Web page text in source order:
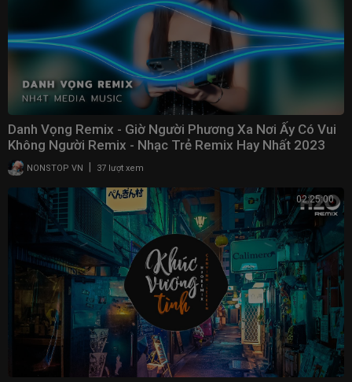
Danh Vọng Remix - Giờ Người Phương Xa Nơi Ấy Có Vui
Không Người Remix - Nhạc Trẻ Remix Hay Nhất 2023
NONSTOP VN 37 lượt xem
02:25:00